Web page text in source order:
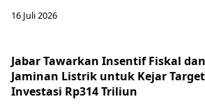
16 Juli 2026
Jabar Tawarkan Insentif Fiskal dan
Jaminan Listrik untuk Kejar Target
Investasi Rp314 Triliun